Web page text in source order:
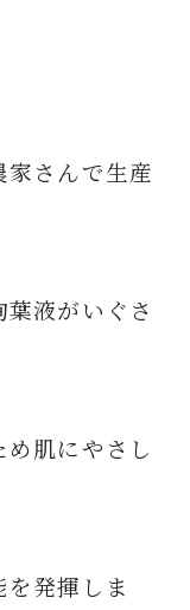
さんで生産
液がいぐさ
肌にやさし
発揮しま